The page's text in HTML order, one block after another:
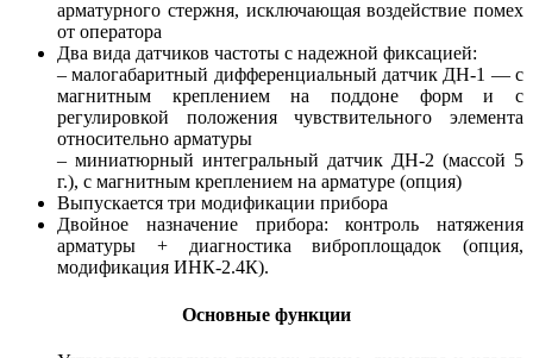
арматурного стержня, исключающая воздействие помех
от оператора
Два вида датчиков частоты с надежной фиксацией:
– малогабаритный дифференциальный датчик ДН-1 — с
магнитным креплением на поддоне форм и с
регулировкой положения чувствительного элемента
относительно арматуры
– миниатюрный интегральный датчик ДН-2 (массой 5
г.), с магнитным креплением на арматуре (опция)
Выпускается три модификации прибора
Двойное назначение прибора: контроль натяжения
арматуры + диагностика виброплощадок (опция,
модификация ИНК-2.4К).
Основные функции